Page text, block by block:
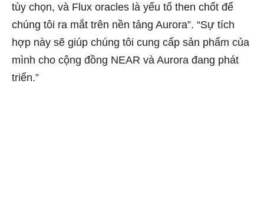
tùy chọn, và Flux oracles là yếu tố then chốt để
chúng tôi ra mắt trên nền tảng Aurora”. “Sự tích
hợp này sẽ giúp chúng tôi cung cấp sản phẩm của
mình cho cộng đồng NEAR và Aurora đang phát
triển.”